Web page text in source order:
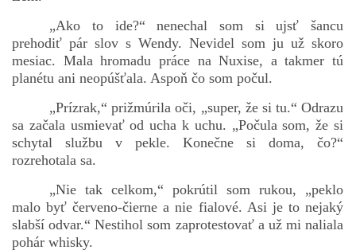
„Ako to ide?“ nenechal som si ujsť šancu
prehodiť pár slov s Wendy. Nevidel som ju už skoro
mesiac. Mala hromadu práce na Nuxise, a takmer tú
planétu ani neopúšťala. Aspoň čo som počul.
„Prízrak,“ prižmúrila oči, „super, že si tu.“ Odrazu
sa začala usmievať od ucha k uchu. „Počula som, že si
schytal službu v pekle. Konečne si doma, čo?“
rozrehotala sa.
„Nie tak celkom,“ pokrútil som rukou, „peklo
malo byť červeno-čierne a nie fialové. Asi je to nejaký
slabší odvar.“ Nestihol som zaprotestovať a už mi naliala
pohár whisky.